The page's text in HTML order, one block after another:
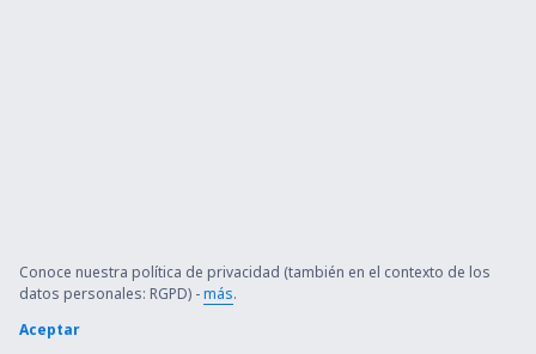
Conoce nuestra política de privacidad (también en el contexto de los
datos personales: RGPD) -más.
Aceptar